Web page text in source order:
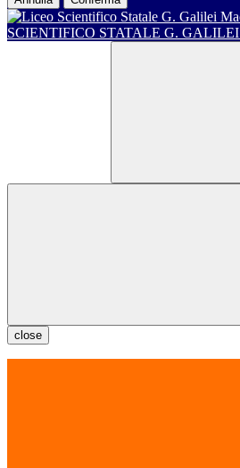
SCIENTIFICO STATALE G. GALILEI
close